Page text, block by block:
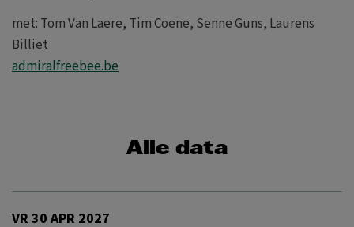
met: Tom Van Laere, Tim Coene, Senne Guns, Laurens
Billiet
admiralfreebee.be
Alle data
VR 30 APR 2027